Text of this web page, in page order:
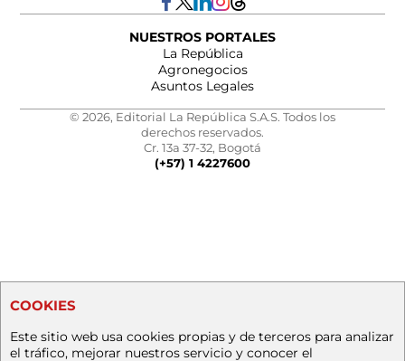
NUESTROS PORTALES
La República
Agronegocios
Asuntos Legales
© 2026, Editorial La República S.A.S. Todos los
derechos reservados.
Cr. 13a 37-32, Bogotá
(+57) 1 4227600
COOKIES
Este sitio web usa cookies propias y de terceros para analizar
el tráfico, mejorar nuestros servicio y conocer el